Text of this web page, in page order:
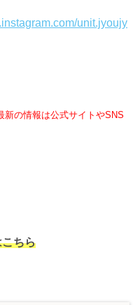
unit.jyoujy
の情報は公式サイトやSNS
ちら